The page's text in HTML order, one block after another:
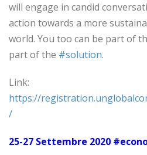
will engage in candid
action towards a more
world. You too can be part of
part of the #solution.
Link:
https://
/
25-27 Settembre 2020